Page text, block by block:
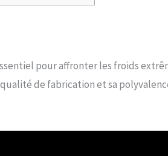
pour affronter les froids
de fabrication et sa